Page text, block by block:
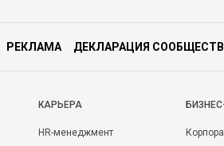
РЕКЛАМА ДЕКЛАРАЦИЯ
КАРЬЕРА
HR-менеджмент